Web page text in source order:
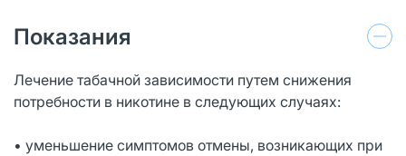
Показания
Лечение табачной зависимости путем снижения
потребности в никотине в следующих случаях:
• уменьшение симптомов отмены, возникающих при